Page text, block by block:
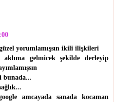
güzel yorumlamışsın ikili ilişkileri
aklıma gelmicek şekilde derleyip
bunada...
amcayada sanada kocaman